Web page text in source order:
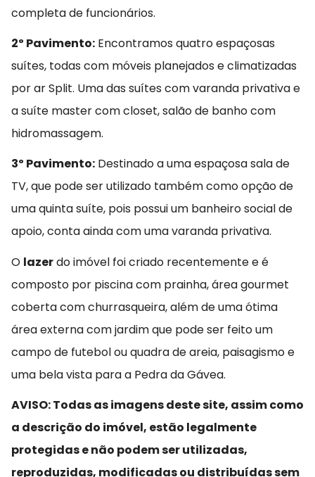
completa de funcionários.
2º Pavimento: Encontramos quatro espaçosas
suítes, todas com móveis planejados e climatizadas
por ar Split. Uma das suítes com varanda privativa e
a suíte master com closet, salão de banho com
hidromassagem.
3º Pavimento: Destinado a uma espaçosa sala de
TV, que pode ser utilizado também como opção de
uma quinta suíte, pois possui um banheiro social de
apoio, conta ainda com uma varanda privativa.
O lazerdo imóvel foi criado recentemente e é
composto por piscina com prainha, área gourmet
coberta com churrasqueira, além de uma ótima
área externa com jardim que pode ser feito um
campo de futebol ou quadra de areia, paisagismo e
uma bela vista para a Pedra da Gávea.
AVISO: Todas as imagens deste site, assim como
a descrição do imóvel, estão legalmente
protegidas e não podem ser utilizadas,
reproduzidas, modificadas ou distribuídas sem